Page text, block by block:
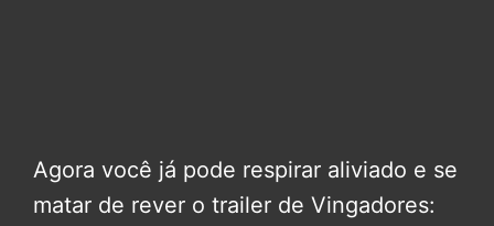
Agora você já pode respirar aliviado e se
matar de rever o trailer de Vingadores: